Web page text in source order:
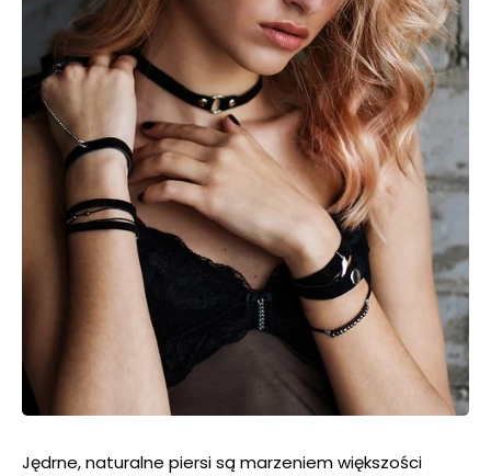
Jędrne, naturalne piersi są marzeniem większości